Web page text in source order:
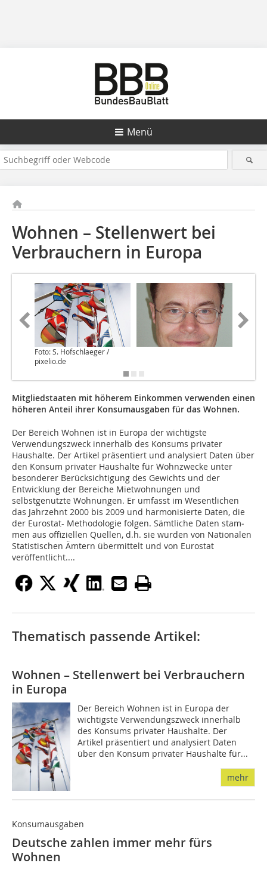
Menü
Wohnen – Stellenwert bei
Verbrauchern in Europa
Foto: S. Hofschlaeger /
pixelio.de
Mitgliedstaaten mit höherem Einkommen verwenden einen
höheren Anteil ihrer Konsumausgaben für das Wohnen.
Der Bereich Wohnen ist in Europa der wichtigste
Verwendungszweck innerhalb des Konsums privater
Haushalte. Der Artikel präsentiert und analysiert Daten über
den Konsum privater Haushalte für Wohnzwecke unter
besonderer Berücksichtigung des Gewichts und der
Entwicklung der Bereiche Mietwohnungen und
selbstgenutzte Wohnungen. Er umfasst im Wesentlichen
das Jahrzehnt 2000 bis 2009 und harmonisierte Da­­ten, die
der Eurostat- Methodologie folgen. Sämtliche Da­­ten stam­­
men aus offiziellen Quellen, d.h. sie wurden von Nationalen
Statistischen Äm­­tern über­­mittelt und von Eurostat
veröffentlicht....
Thematisch passende Artikel:
Wohnen – Stellenwert bei Verbrauchern
in Europa
Der Bereich Wohnen ist in Europa der
wichtigste Verwendungszweck innerhalb
des Konsums privater Haushalte. Der
Artikel präsentiert und analysiert Daten
über den Konsum privater Haushalte für...
mehr
Konsumausgaben
Deutsche zahlen immer mehr fürs
Wohnen